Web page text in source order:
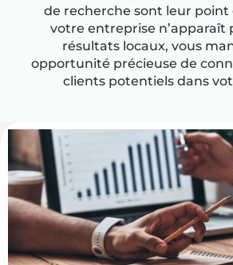
de recherche sont leur point
votre entreprise n’apparaît
résultats locaux, vous
opportunité précieuse de
clients potentiels dans